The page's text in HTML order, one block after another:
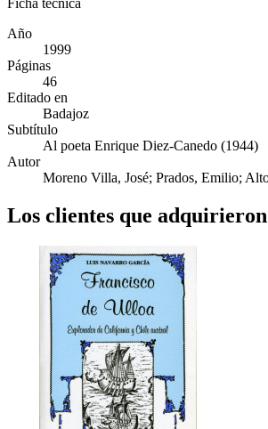
Ficha técnica
Año
1999
Páginas
46
Editado en
Badajoz
Subtítulo
Al poeta Enrique Diez-Canedo (1944)
Autor
Moreno Villa, José; Prados, Emilio;
Los clientes que